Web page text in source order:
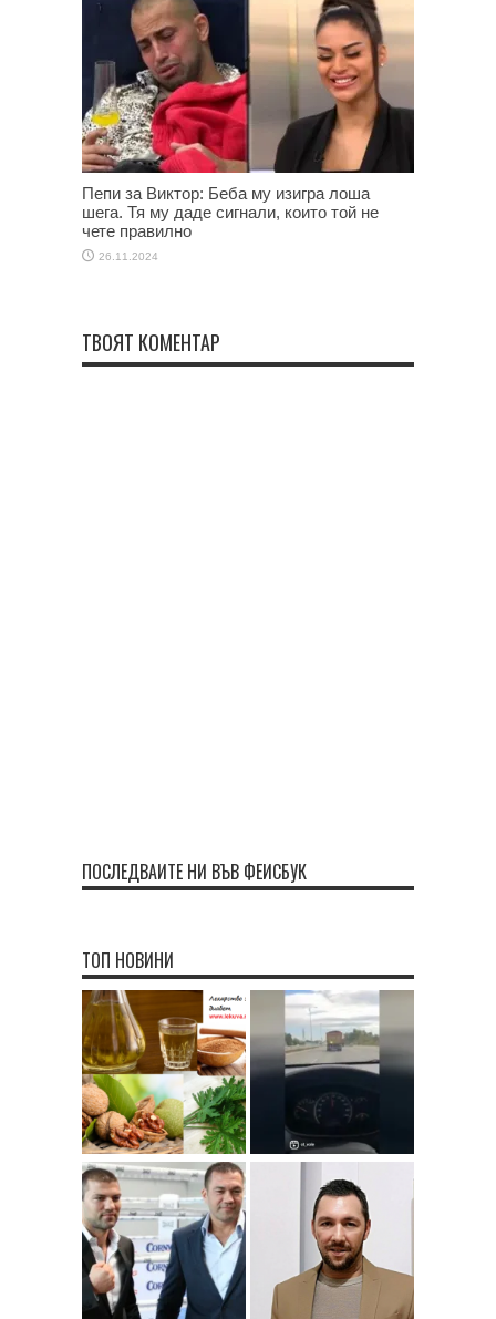
Пепи за Виктор: Беба му изигра лоша
шега. Тя му даде сигнали, които той не
чете правилно
26.11.2024
ТВОЯТ КОМЕНТАР
ПОСЛЕДВАЙТЕ НИ ВЪВ ФЕЙСБУК
ТОП НОВИНИ